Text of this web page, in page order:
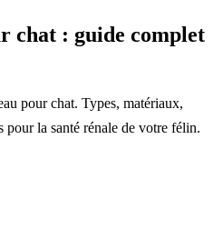
chat : guide complet
pour chat. Types, matériaux,
pour la santé rénale de votre félin.